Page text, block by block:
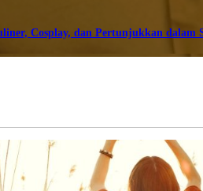
Cosplay, dan Pertunjukkan dalam